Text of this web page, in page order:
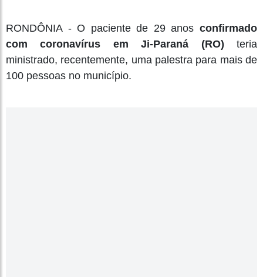
RONDÔNIA - O paciente de 29 anos confirmado
com coronavírus em Ji-Paraná (RO) teria
ministrado, recentemente, uma palestra para mais de
100 pessoas no município.